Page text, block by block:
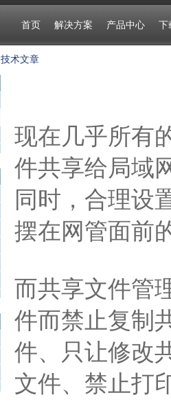
首页 解决方案 产品中心 下
技术文章
现在几乎所有
件共享给局域
同时，合理设
摆在网管面前
而共享文件管
件而禁止复制
件、只让修改
文件、禁止打